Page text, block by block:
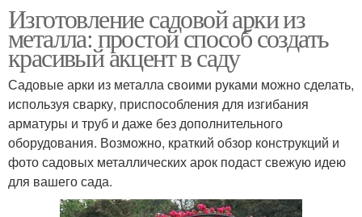
Изготовление садовой арки из
металла: простой способ создать
красивый акцент в саду
Садовые арки из металла своими руками можно сделать,
используя сварку, приспособления для изгибания
арматуры и труб и даже без дополнительного
оборудования. Возможно, краткий обзор конструкций и
фото садовых металлических арок подаст свежую идею
для вашего сада.